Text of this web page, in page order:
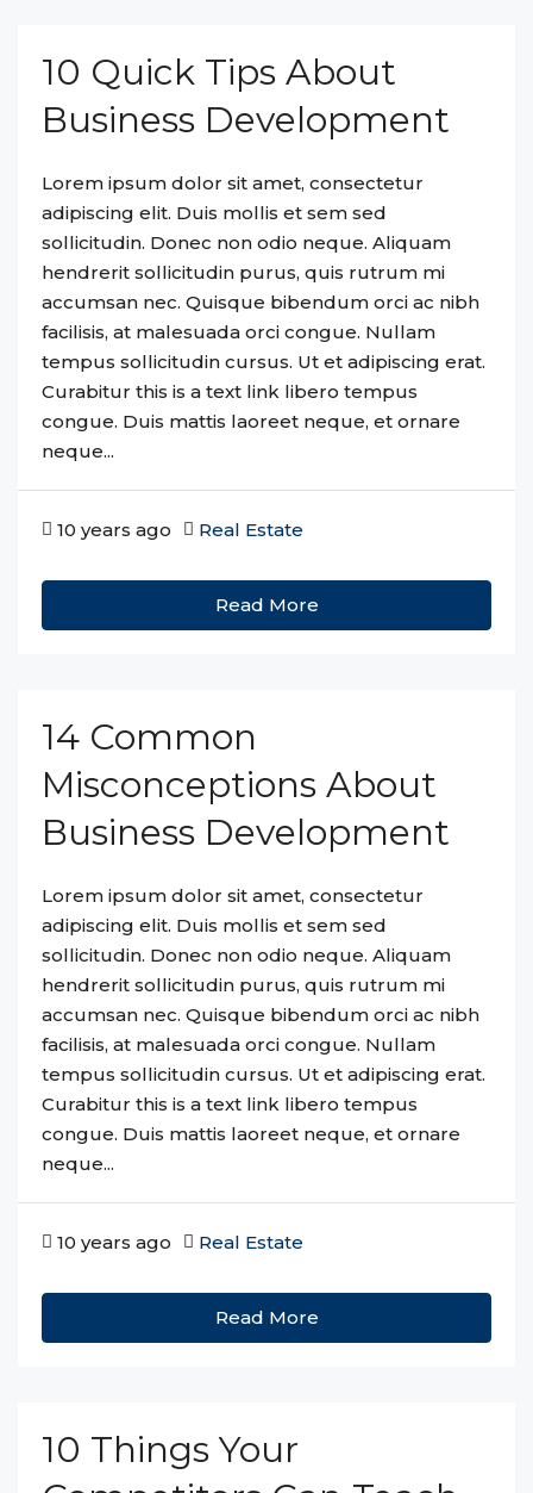
10 Quick Tips About
Business Development
Lorem ipsum dolor sit amet, consectetur
adipiscing elit. Duis mollis et sem sed
sollicitudin. Donec non odio neque. Aliquam
hendrerit sollicitudin purus, quis rutrum mi
accumsan nec. Quisque bibendum orci ac nibh
facilisis, at malesuada orci congue. Nullam
tempus sollicitudin cursus. Ut et adipiscing erat.
Curabitur this is a text link libero tempus
congue. Duis mattis laoreet neque, et ornare
neque...
10 years ago Real Estate
Read More
14 Common
Misconceptions About
Business Development
Lorem ipsum dolor sit amet, consectetur
adipiscing elit. Duis mollis et sem sed
sollicitudin. Donec non odio neque. Aliquam
hendrerit sollicitudin purus, quis rutrum mi
accumsan nec. Quisque bibendum orci ac nibh
facilisis, at malesuada orci congue. Nullam
tempus sollicitudin cursus. Ut et adipiscing erat.
Curabitur this is a text link libero tempus
congue. Duis mattis laoreet neque, et ornare
neque...
10 years ago Real Estate
Read More
10 Things Your